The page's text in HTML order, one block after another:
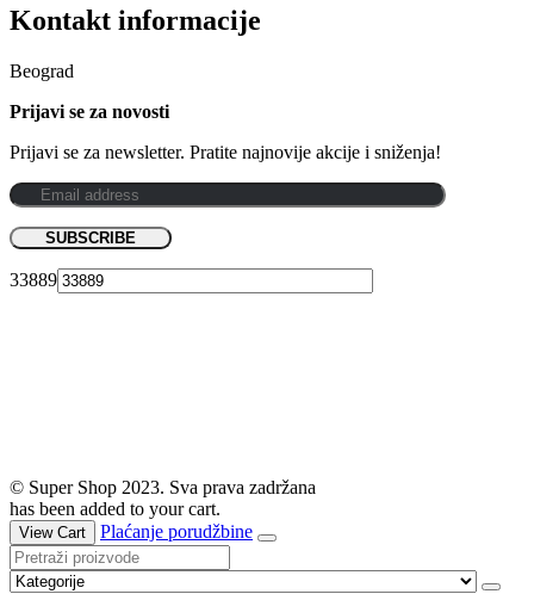
Kontakt informacije
Beograd
Prijavi se za novosti
Prijavi se za newsletter. Pratite najnovije akcije i sniženja!
33889
© Super Shop 2023. Sva prava zadržana
has been added to your cart.
View Cart Plaćanje porudžbine